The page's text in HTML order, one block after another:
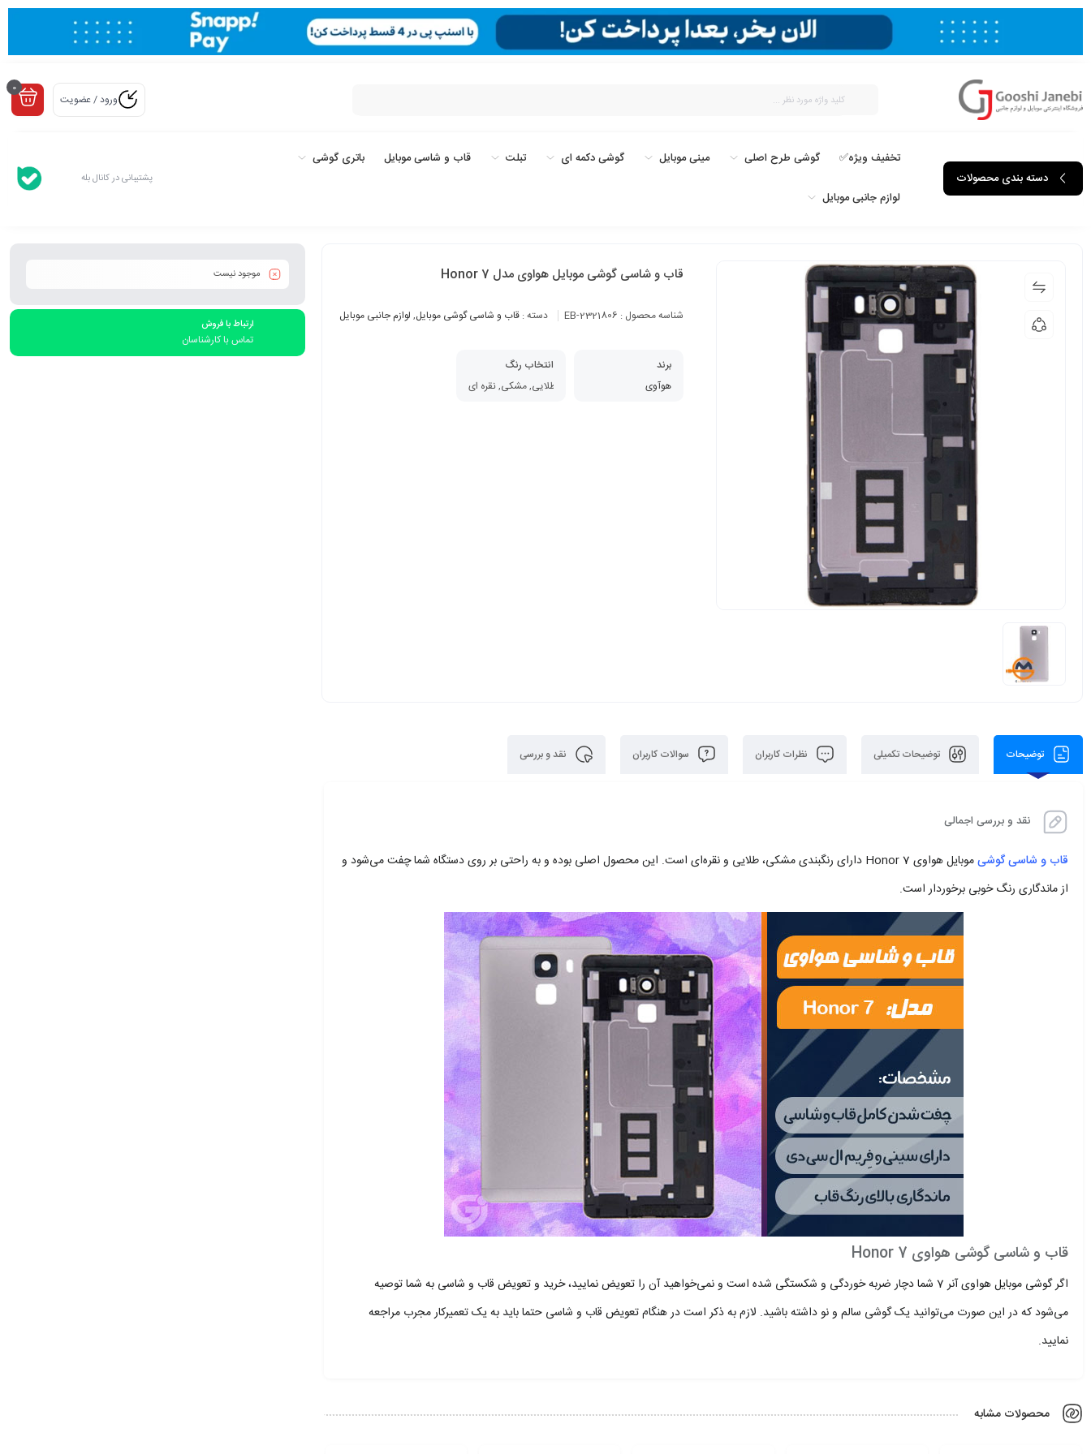
ورود / عضویت
0
دسته بندی محصولات
تخفیف ویژه✅ گوشی طرح اصلی مینی موبایل گوشی دکمه ای تبلت قاب و شاسی موبایل باتری گوشی
لوازم جانبی موبایل
پشتیبانی در کانال بله
قاب و شاسی گوشی موبایل هواوی مدل Honor 7
شناسه محصول : EB-2321806 دسته : قاب و شاسی گوشی موبایل, لوازم جانبی موبایل
برند
هوآوی
انتخاب رنگ
طلایی, مشکی, نقره ای
موجود نیست
ارتباط با فروش
تماس با کارشناسان
توضیحات توضیحات تکمیلی نظرات کاربران سوالات کاربران نقد و بررسی
نقد و بررسی اجمالی
قاب و شاسی گوشی
موبایل هواوی Honor 7 دارای رنگبندی مشکی، طلایی و نقره‌ای است. این محصول اصلی بوده و به راحتی بر روی دستگاه شما چفت می‌شود و
از ماندگاری رنگ خوبی برخوردار است.
قاب و شاسی گوشی هواوی Honor 7
اگر گوشی موبایل هواوی آنر 7 شما دچار ضربه خوردگی و شکستگی شده است و نمی‌خواهید آن را تعویض نمایید، خرید و تعویض قاب و شاسی به شما توصیه
می‌شود که در این صورت می‌توانید یک گوشی سالم و نو داشته باشید. لازم به ذکر است در هنگام تعویض قاب و شاسی حتما باید به یک تعمیرکار مجرب مراجعه
نمایید.
محصولات مشابه